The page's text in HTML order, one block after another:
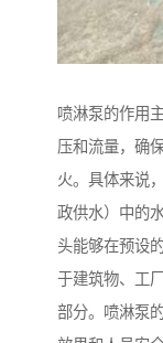
喷淋泵的作用
压和流量，确
火。具体来说
政供水）中的
头能够在预设
于建筑物、工
部分。喷淋泵